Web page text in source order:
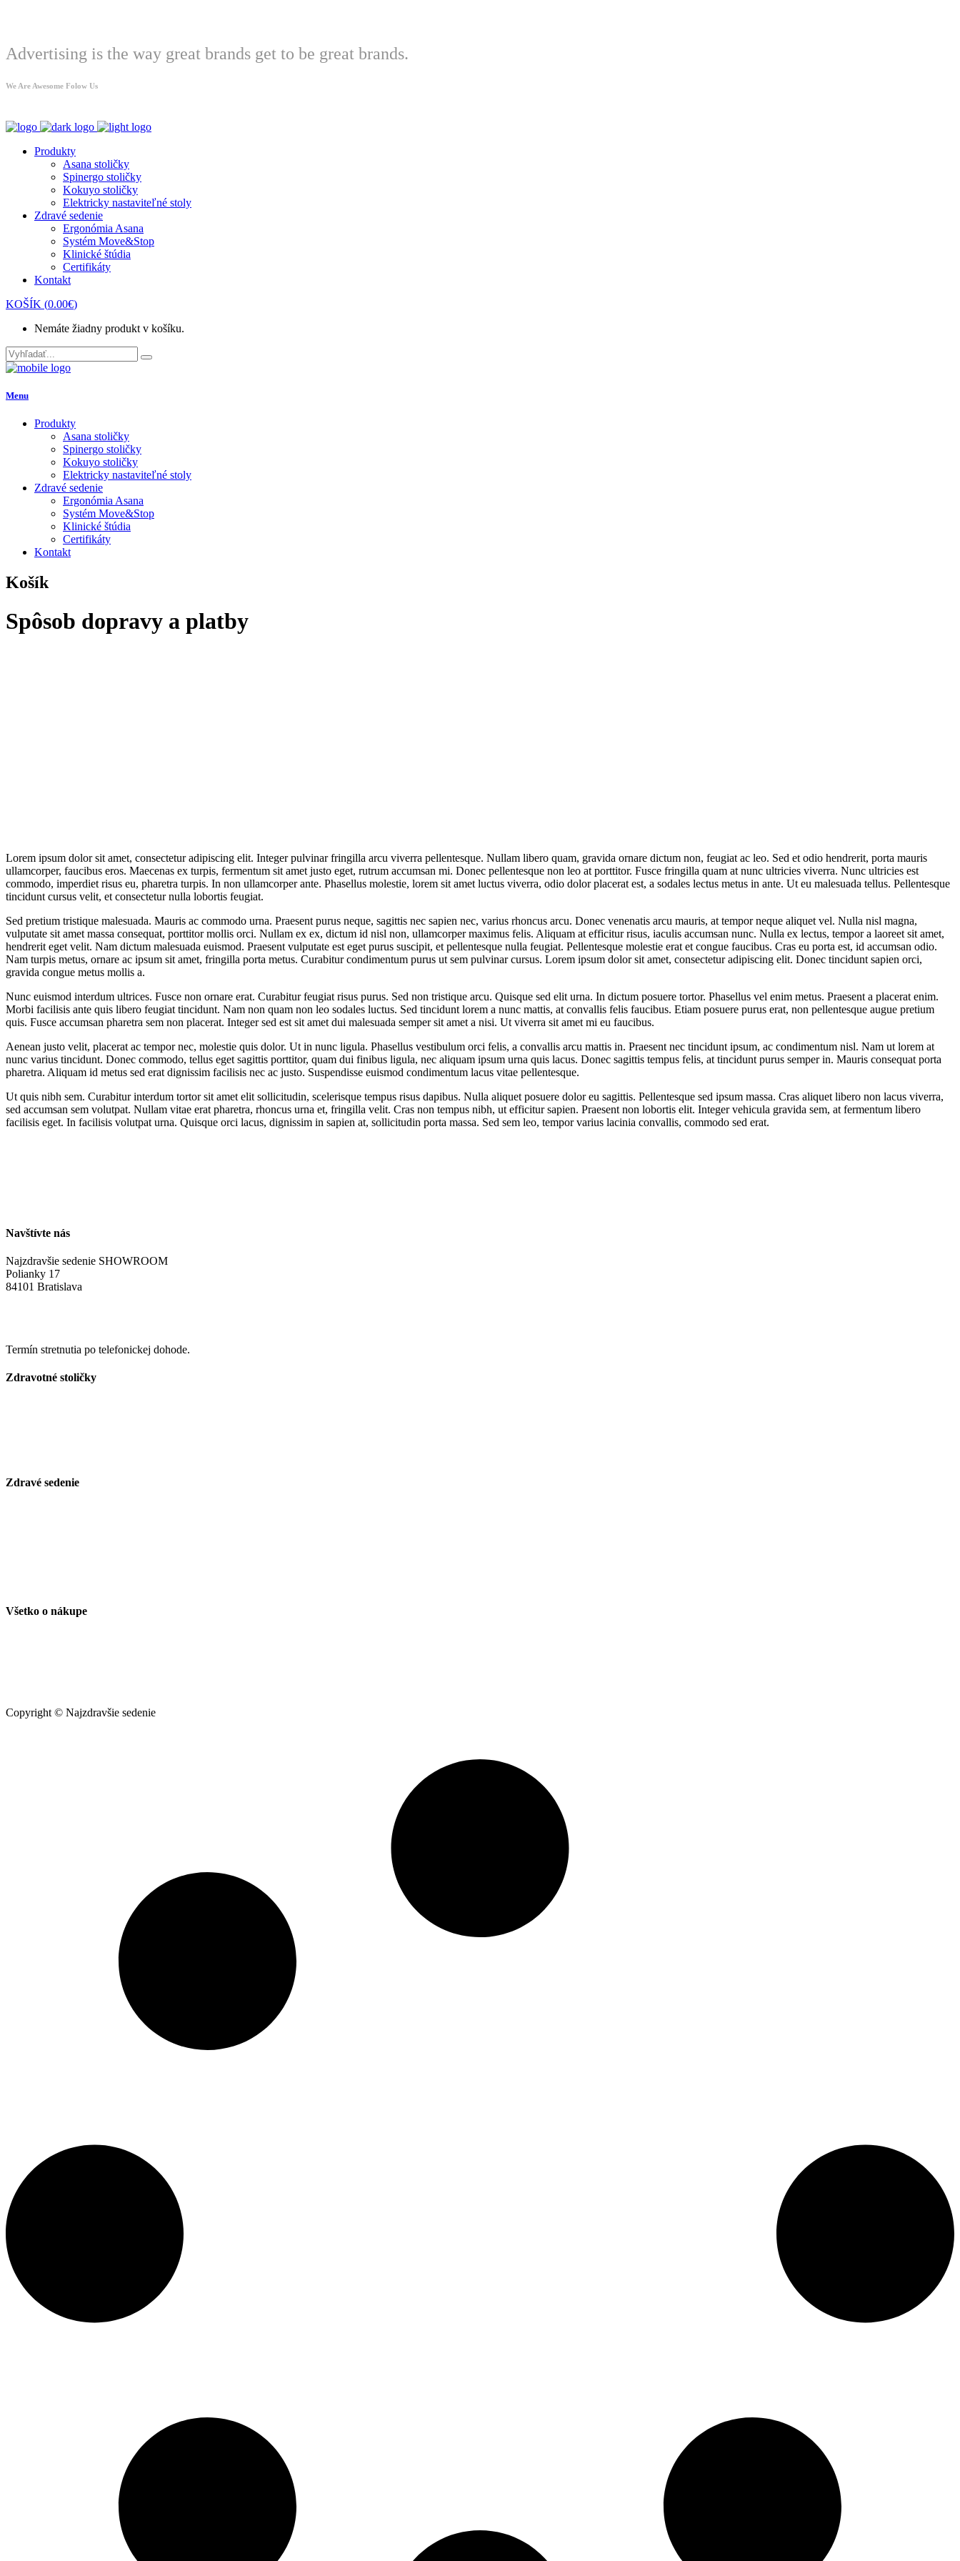
Advertising is the way great brands get to be great brands.
We Are Awesome Folow Us
Produkty
Asana stoličky
Spinergo stoličky
Kokuyo stoličky
Elektricky nastaviteľné stoly
Zdravé sedenie
Ergonómia Asana
Systém Move&Stop
Klinické štúdia
Certifikáty
Kontakt
KOŠÍK (0.00€)
Nemáte žiadny produkt v košíku.
Menu
Produkty
Asana stoličky
Spinergo stoličky
Kokuyo stoličky
Elektricky nastaviteľné stoly
Zdravé sedenie
Ergonómia Asana
Systém Move&Stop
Klinické štúdia
Certifikáty
Kontakt
Košík
Spôsob dopravy a platby
Lorem ipsum dolor sit amet, consectetur adipiscing elit. Integer pulvinar fringilla arcu viverra pellentesque. Nullam libero quam, gravida ornare dictum non, feugiat ac leo. Sed et odio hendrerit, porta mauris
ullamcorper, faucibus eros. Maecenas ex turpis, fermentum sit amet justo eget, rutrum accumsan mi. Donec pellentesque non leo at porttitor. Fusce fringilla quam at nunc ultricies viverra. Nunc ultricies est
commodo, imperdiet risus eu, pharetra turpis. In non ullamcorper ante. Phasellus molestie, lorem sit amet luctus viverra, odio dolor placerat est, a sodales lectus metus in ante. Ut eu malesuada tellus. Pellentesque
tincidunt cursus velit, et consectetur nulla lobortis feugiat.
Sed pretium tristique malesuada. Mauris ac commodo urna. Praesent purus neque, sagittis nec sapien nec, varius rhoncus arcu. Donec venenatis arcu mauris, at tempor neque aliquet vel. Nulla nisl magna,
vulputate sit amet massa consequat, porttitor mollis orci. Nullam ex ex, dictum id nisl non, ullamcorper maximus felis. Aliquam at efficitur risus, iaculis accumsan nunc. Nulla ex lectus, tempor a laoreet sit amet,
hendrerit eget velit. Nam dictum malesuada euismod. Praesent vulputate est eget purus suscipit, et pellentesque nulla feugiat. Pellentesque molestie erat et congue faucibus. Cras eu porta est, id accumsan odio.
Nam turpis metus, ornare ac ipsum sit amet, fringilla porta metus. Curabitur condimentum purus ut sem pulvinar cursus. Lorem ipsum dolor sit amet, consectetur adipiscing elit. Donec tincidunt sapien orci,
gravida congue metus mollis a.
Nunc euismod interdum ultrices. Fusce non ornare erat. Curabitur feugiat risus purus. Sed non tristique arcu. Quisque sed elit urna. In dictum posuere tortor. Phasellus vel enim metus. Praesent a placerat enim.
Morbi facilisis ante quis libero feugiat tincidunt. Nam non quam non leo sodales luctus. Sed tincidunt lorem a nunc mattis, at convallis felis faucibus. Etiam posuere purus erat, non pellentesque augue pretium
quis. Fusce accumsan pharetra sem non placerat. Integer sed est sit amet dui malesuada semper sit amet a nisi. Ut viverra sit amet mi eu faucibus.
Aenean justo velit, placerat ac tempor nec, molestie quis dolor. Ut in nunc ligula. Phasellus vestibulum orci felis, a convallis arcu mattis in. Praesent nec tincidunt ipsum, ac condimentum nisl. Nam ut lorem at
nunc varius tincidunt. Donec commodo, tellus eget sagittis porttitor, quam dui finibus ligula, nec aliquam ipsum urna quis lacus. Donec sagittis tempus felis, at tincidunt purus semper in. Mauris consequat porta
pharetra. Aliquam id metus sed erat dignissim facilisis nec ac justo. Suspendisse euismod condimentum lacus vitae pellentesque.
Ut quis nibh sem. Curabitur interdum tortor sit amet elit sollicitudin, scelerisque tempus risus dapibus. Nulla aliquet posuere dolor eu sagittis. Pellentesque sed ipsum massa. Cras aliquet libero non lacus viverra,
sed accumsan sem volutpat. Nullam vitae erat pharetra, rhoncus urna et, fringilla velit. Cras non tempus nibh, ut efficitur sapien. Praesent non lobortis elit. Integer vehicula gravida sem, at fermentum libero
facilisis eget. In facilisis volutpat urna. Quisque orci lacus, dignissim in sapien at, sollicitudin porta massa. Sed sem leo, tempor varius lacinia convallis, commodo sed erat.
Navštívte nás
Najzdravšie sedenie SHOWROOM
Polianky 17
84101 Bratislava
Termín stretnutia po telefonickej dohode.
Zdravotné stoličky
Zdravé sedenie
Všetko o nákupe
Copyright © Najzdravšie sedenie